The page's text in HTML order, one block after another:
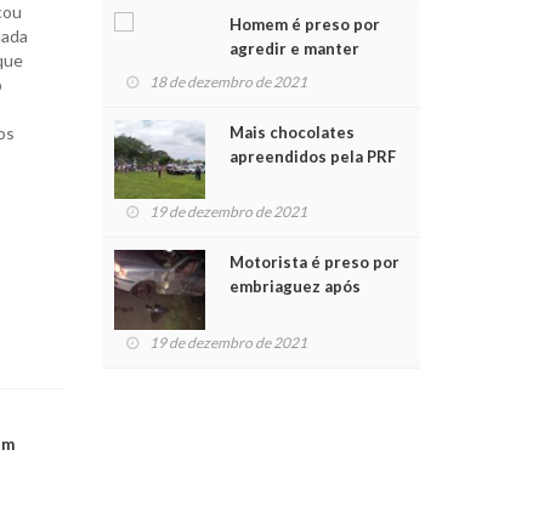
Homem é preso por
agredir e manter
mulher em cárcere
18 de dezembro de 2021
Mais chocolates
apreendidos pela PRF
crianças no Natal
19 de dezembro de 2021
Motorista é preso por
embriaguez após
feridos
19 de dezembro de 2021